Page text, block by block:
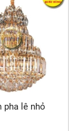
pha lê nhỏ